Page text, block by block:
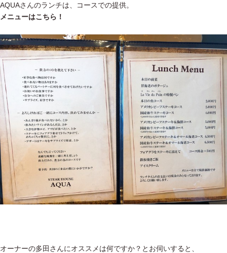
AQUAさんのランチは、コースでの提供。
メニューはこちら！
オーナーの多田さんにオススメは何ですか？とお伺いすると、